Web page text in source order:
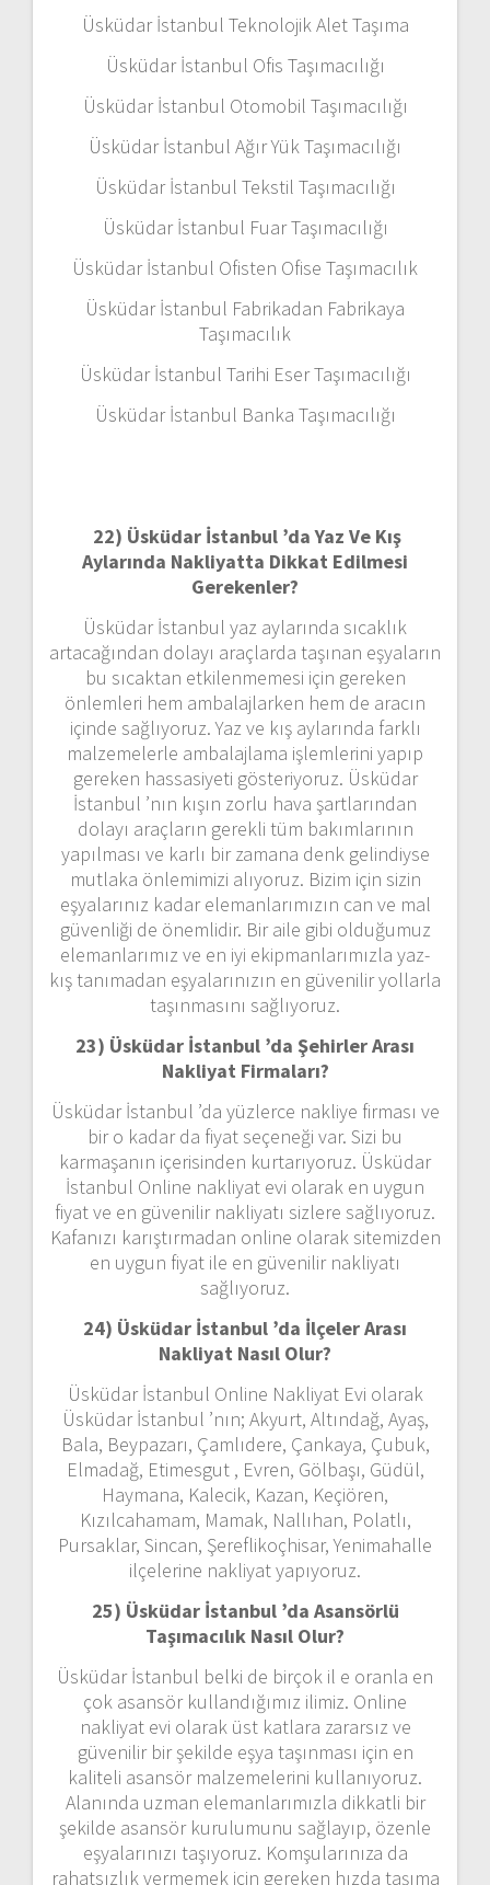
Üsküdar İstanbul Teknolojik Alet Taşıma
Üsküdar İstanbul Ofis Taşımacılığı
Üsküdar İstanbul Otomobil Taşımacılığı
Üsküdar İstanbul Ağır Yük Taşımacılığı
Üsküdar İstanbul Tekstil Taşımacılığı
Üsküdar İstanbul Fuar Taşımacılığı
Üsküdar İstanbul Ofisten Ofise Taşımacılık
Üsküdar İstanbul Fabrikadan Fabrikaya
Taşımacılık
Üsküdar İstanbul Tarihi Eser Taşımacılığı
Üsküdar İstanbul Banka Taşımacılığı
22) Üsküdar İstanbul ’da Yaz Ve Kış
Aylarında Nakliyatta Dikkat Edilmesi
Gerekenler?
Üsküdar İstanbul yaz aylarında sıcaklık
artacağından dolayı araçlarda taşınan eşyaların
bu sıcaktan etkilenmemesi için gereken
önlemleri hem ambalajlarken hem de aracın
içinde sağlıyoruz. Yaz ve kış aylarında farklı
malzemelerle ambalajlama işlemlerini yapıp
gereken hassasiyeti gösteriyoruz. Üsküdar
İstanbul ’nın kışın zorlu hava şartlarından
dolayı araçların gerekli tüm bakımlarının
yapılması ve karlı bir zamana denk gelindiyse
mutlaka önlemimizi alıyoruz. Bizim için sizin
eşyalarınız kadar elemanlarımızın can ve mal
güvenliği de önemlidir. Bir aile gibi olduğumuz
elemanlarımız ve en iyi ekipmanlarımızla yaz-
kış tanımadan eşyalarınızın en güvenilir yollarla
taşınmasını sağlıyoruz.
23) Üsküdar İstanbul ’da Şehirler Arası
Nakliyat Firmaları?
Üsküdar İstanbul ’da yüzlerce nakliye firması ve
bir o kadar da fiyat seçeneği var. Sizi bu
karmaşanın içerisinden kurtarıyoruz. Üsküdar
İstanbul Online nakliyat evi olarak en uygun
fiyat ve en güvenilir nakliyatı sizlere sağlıyoruz.
Kafanızı karıştırmadan online olarak sitemizden
en uygun fiyat ile en güvenilir nakliyatı
sağlıyoruz.
24) Üsküdar İstanbul ’da İlçeler Arası
Nakliyat Nasıl Olur?
Üsküdar İstanbul Online Nakliyat Evi olarak
Üsküdar İstanbul ’nın; Akyurt, Altındağ, Ayaş,
Bala, Beypazarı, Çamlıdere, Çankaya, Çubuk,
Elmadağ, Etimesgut , Evren, Gölbaşı, Güdül,
Haymana, Kalecik, Kazan, Keçiören,
Kızılcahamam, Mamak, Nallıhan, Polatlı,
Pursaklar, Sincan, Şereflikoçhisar, Yenimahalle
ilçelerine nakliyat yapıyoruz.
25) Üsküdar İstanbul ’da Asansörlü
Taşımacılık Nasıl Olur?
Üsküdar İstanbul belki de birçok il e oranla en
çok asansör kullandığımız ilimiz. Online
nakliyat evi olarak üst katlara zararsız ve
güvenilir bir şekilde eşya taşınması için en
kaliteli asansör malzemelerini kullanıyoruz.
Alanında uzman elemanlarımızla dikkatli bir
şekilde asansör kurulumunu sağlayıp, özenle
eşyalarınızı taşıyoruz. Komşularınıza da
rahatsızlık vermemek için gereken hızda taşıma